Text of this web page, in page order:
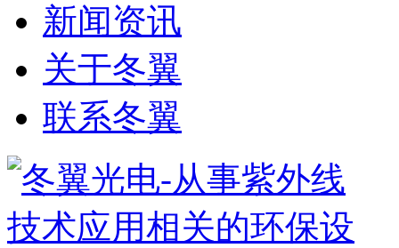
新闻资讯
关于冬翼
联系冬翼